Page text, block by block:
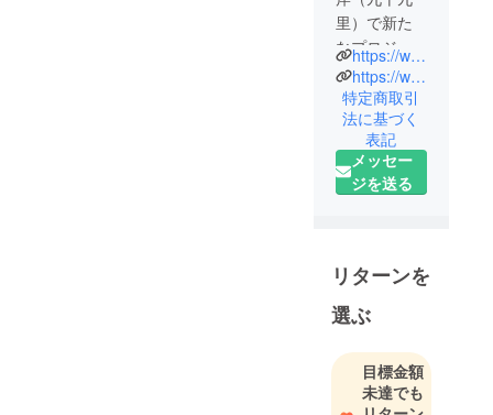
里）で新た
なプロジェ
クトを展開
します
過疎化の進
む白里海岸
を舞台に地
域の歴史を
トビールを
中心とした
新たな魅力
していきま
す！
応援よろし
https://www.rusty-nest.com/
https://www.instagram.com/rusty_nest_oamishirasato?utm_source=ig_web_button_share_sheet&igsh=ZDNlZDc0MzIxNw==
特定商取引
法に基づく
表記
メッセー
ジを送る
リターンを
選ぶ
目標金額
未達でも